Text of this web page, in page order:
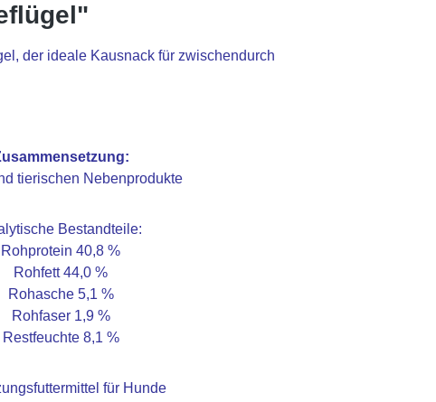
der ideale Kausnack für zwischendurch
tierischen Nebenprodukte
Bestandteile:
Rohprotein 40,8 %
Rohfett 44,0 %
Rohasche 5,1 %
Rohfaser 1,9 %
Restfeuchte 8,1 %
für Hunde